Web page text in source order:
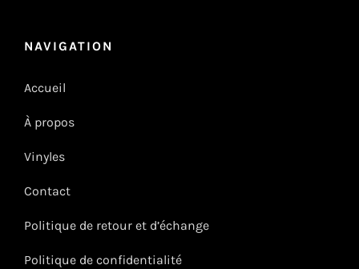
NAVIGATION
Accueil
À propos
Vinyles
Contact
Politique de retour et d’échange
Politique de confidentialité